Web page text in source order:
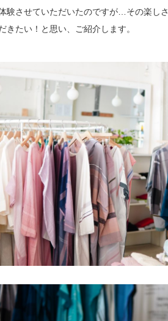
験させていただいたのですが…その楽し
きたい！と思い、ご紹介します。